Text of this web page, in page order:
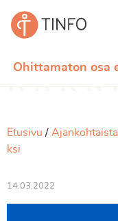
Ohittamaton osa
Etusivu Ajankohtaista
ksi
14.03.2022